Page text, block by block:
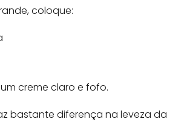
coloque:
creme claro e fofo.
bastante diferença na leveza da